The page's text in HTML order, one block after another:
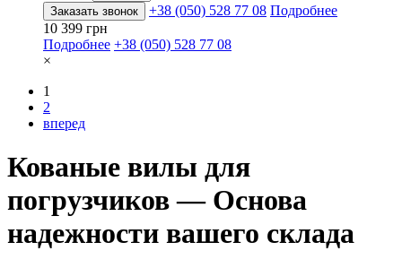
Заказать звонок +38 (050) 528 77 08 Подробнее
10 399 грн
Подробнее +38 (050) 528 77 08
×
1
2
вперед
Кованые вилы для
погрузчиков — Основа
надежности вашего склада